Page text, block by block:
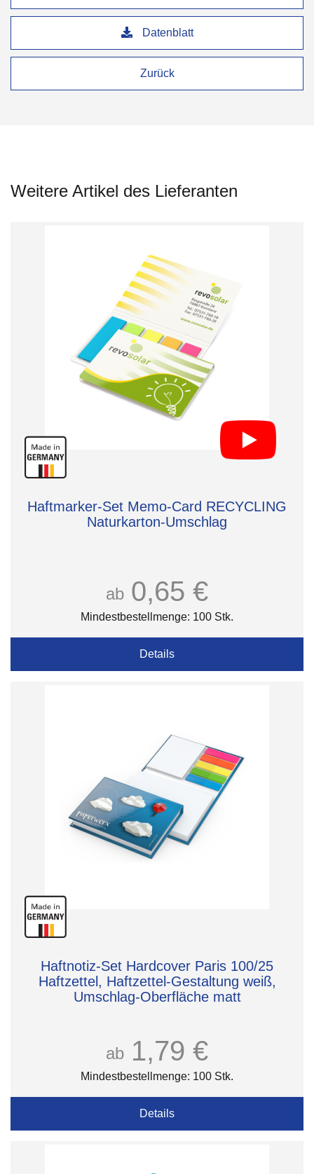
Zurück
Datenblatt
Weitere Artikel des Lieferanten
Haftmarker-Set Memo-Card RECYCLING
Naturkarton-Umschlag
ab 0,65 €
Mindestbestellmenge: 100 Stk.
Details
Haftnotiz-Set Hardcover Paris 100/25
Haftzettel, Haftzettel-Gestaltung weiß,
Umschlag-Oberfläche matt
ab 1,79 €
Mindestbestellmenge: 100 Stk.
Details